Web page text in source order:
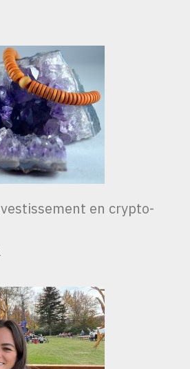
en crypto-